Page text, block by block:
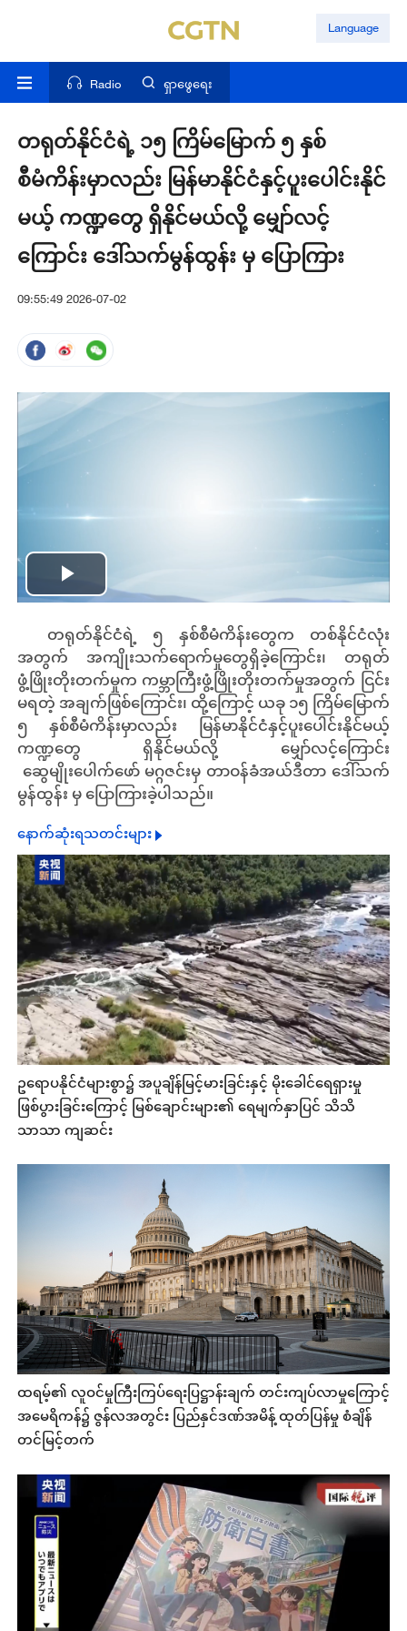
Language
Radio ရှာဖွေရေး
တရုတ်နိုင်ငံရဲ့ ၁၅ ကြိမ်မြောက် ၅ နှစ်
စီမံကိန်းမှာလည်း မြန်မာနိုင်ငံနှင့်ပူးပေါင်းနိုင်
မယ့် ကဏ္ဍတွေ ရှိနိုင်မယ်လို့ မျှော်လင့်
ကြောင်း ဒေါ်သက်မွန်ထွန်း မှ ပြောကြား
09:55:49 2026-07-02
Play
Video
တရုတ်နိုင်ငံရဲ့ ၅ နှစ်စီမံကိန်းတွေက တစ်နိုင်ငံလုံး
အတွက် အကျိုးသက်ရောက်မှုတွေရှိခဲ့ကြောင်း၊ တရုတ်
ဖွံ့ဖြိုးတိုးတက်မှုက ကမ္ဘာကြီးဖွံ့ဖြိုးတိုးတက်မှုအတွက် ငြင်း
မရတဲ့ အချက်ဖြစ်ကြောင်း၊ ထို့ကြောင့် ယခု ၁၅ ကြိမ်မြောက်
၅ နှစ်စီမံကိန်းမှာလည်း မြန်မာနိုင်ငံနှင့်ပူးပေါင်းနိုင်မယ့်
ကဏ္ဍတွေ ရှိနိုင်မယ်လို့ မျှော်လင့်ကြောင်း
ဆွေမျိုးပေါက်ဖော် မဂ္ဂဇင်းမှ တာဝန်ခံအယ်ဒီတာ ဒေါ်သက်
မွန်ထွန်း မှ ပြောကြားခဲ့ပါသည်။
နောက်ဆုံးရသတင်းများ
ဥရောပနိုင်ငံများစွာ၌ အပူချိန်မြင့်မားခြင်းနှင့် မိုးခေါင်ရေရှားမှု
ဖြစ်ပွားခြင်းကြောင့် မြစ်ချောင်းများ၏ ရေမျက်နှာပြင် သိသိ
သာသာ ကျဆင်း
ထရမ့်၏ လူဝင်မှုကြီးကြပ်ရေးပြဋ္ဌာန်းချက် တင်းကျပ်လာမှုကြောင့်
အမေရိကန်၌ ဇွန်လအတွင်း ပြည်နှင်ဒဏ်အမိန့် ထုတ်ပြန်မှု စံချိန်
တင်မြင့်တက်